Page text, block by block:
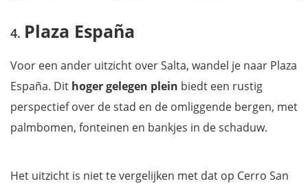
Plaza España
Voor een ander uitzicht over Salta, wandel je naar Plaza
España. Dit hoger gelegen plein biedt een rustig
perspectief over de stad en de omliggende bergen, met
palmbomen, fonteinen en bankjes in de schaduw.
Het uitzicht is niet te vergelijken met dat op Cerro San